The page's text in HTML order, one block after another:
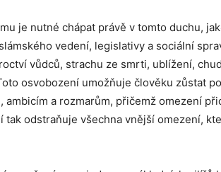
je nutné chápat právě v tomto duchu,
vedení, legislativy a sociální
vůdců, strachu ze smrti, ublížení,
osvobození umožňuje člověku zůstat
ambicím a rozmarům, přičemž omezení
tak odstraňuje všechna vnější omezení,